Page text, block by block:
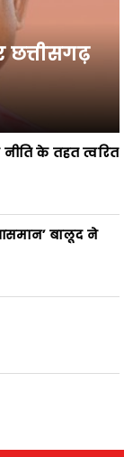
के तहत त्वरित
बालूद ने